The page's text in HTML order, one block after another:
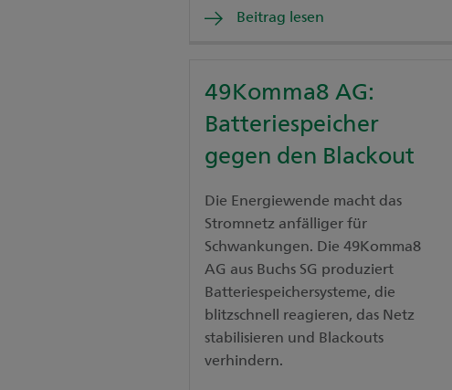
Beitrag lesen
49Komma8 AG:
Batteriespeicher
gegen den Blackout
Die Energiewende macht das
Stromnetz anfälliger für
Schwankungen. Die 49Komma8
AG aus Buchs SG produziert
Batteriespeichersysteme, die
blitzschnell reagieren, das Netz
stabilisieren und Blackouts
verhindern.